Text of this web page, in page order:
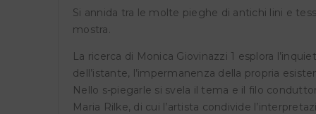
Si annida tra le molte pieghe di antichi lini e
mostra.
La ricerca di Monica Giovinazzi 1 esplora
dell’istante, l’impermanenza della propria
Nello s-piegarle si svela il tema e il filo
Maria Rilke, di cui l’artista condivide